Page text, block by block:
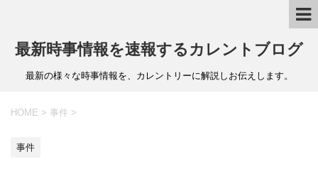
最新時事情報を速報するカレントブログ
最新の様々な時事情報を、カレントリーに解説しお伝えします。
HOME > 事件 >
事件